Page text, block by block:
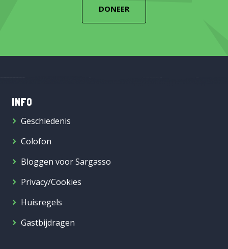
DONEER
INFO
Geschiedenis
Colofon
Bloggen voor Sargasso
Privacy/Cookies
Huisregels
Gastbijdragen